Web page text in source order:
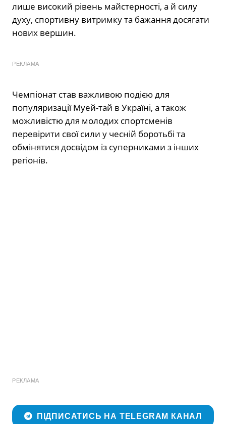
лише високий рівень майстерності, а й силу
духу, спортивну витримку та бажання досягати
нових вершин.
РЕКЛАМА
Чемпіонат став важливою подією для
популяризації Муей-тай в Україні, а також
можливістю для молодих спортсменів
перевірити свої сили у чесній боротьбі та
обмінятися досвідом із суперниками з інших
регіонів.
РЕКЛАМА
ПІДПИСАТИСЬ НА TELEGRAM КАНАЛ